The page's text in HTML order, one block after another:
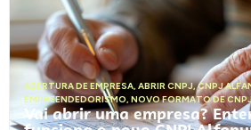
ABERTURA DE EMPRESA, ABRIR CNPJ,CNPJ
EMPREENDEDORISMO, NOVO FORMATO DE
Vai abrir uma empresa?